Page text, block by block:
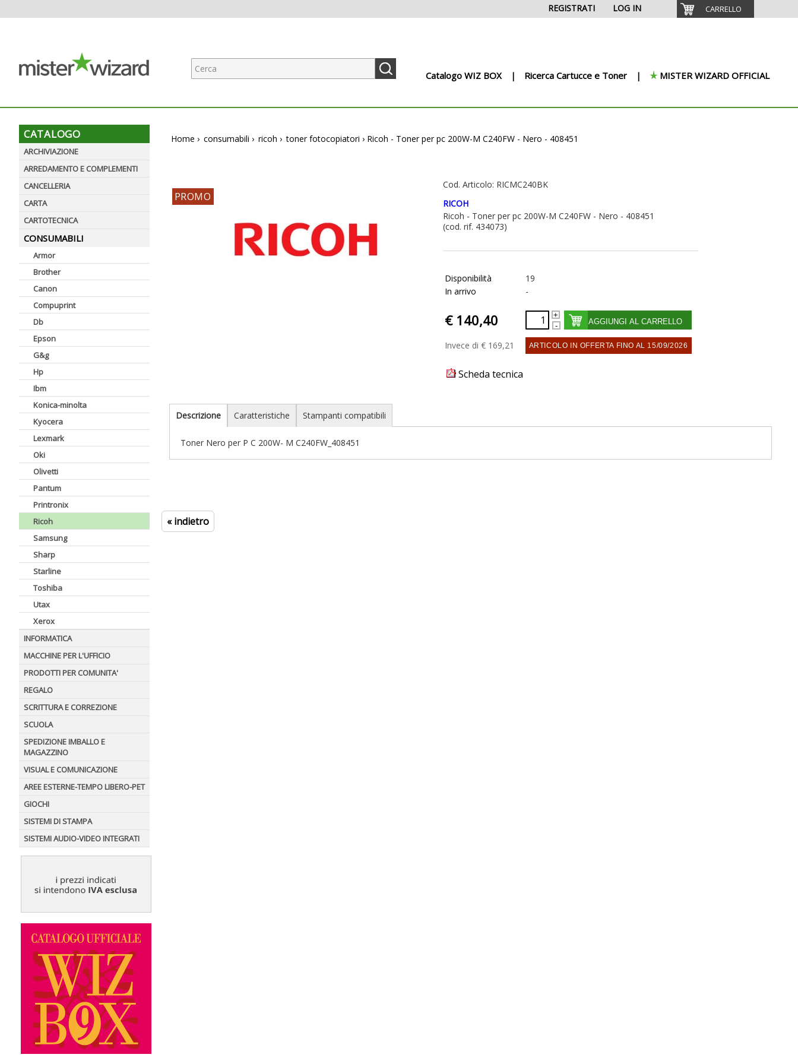
CARRELLO
LOG IN
REGISTRATI
Catalogo WIZ BOX Ricerca Cartucce e Toner MISTER WIZARD OFFICIAL
CATALOGO
ARCHIVIAZIONE
ARREDAMENTO E COMPLEMENTI
CANCELLERIA
CARTA
CARTOTECNICA
CONSUMABILI
Armor
Brother
Canon
Compuprint
Db
Epson
G&g
Hp
Ibm
Konica-minolta
Kyocera
Lexmark
Oki
Olivetti
Pantum
Printronix
Ricoh
Samsung
Sharp
Starline
Toshiba
Utax
Xerox
INFORMATICA
MACCHINE PER L'UFFICIO
PRODOTTI PER COMUNITA'
REGALO
SCRITTURA E CORREZIONE
SCUOLA
SPEDIZIONE IMBALLO E
MAGAZZINO
VISUAL E COMUNICAZIONE
AREE ESTERNE-TEMPO LIBERO-PET
GIOCHI
SISTEMI DI STAMPA
SISTEMI AUDIO-VIDEO INTEGRATI
Home › consumabili › ricoh › toner fotocopiatori › Ricoh - Toner per pc 200W-M C240FW - Nero - 408451
PROMO
Cod. Articolo: RICMC240BK
RICOH
Ricoh - Toner per pc 200W-M C240FW - Nero - 408451
(cod. rif. 434073)
Disponibilità
19
In arrivo
-
€ 140,40 AGGIUNGI AL CARRELLO
Invece di € 169,21 ARTICOLO IN OFFERTA FINO AL 15/09/2026
Scheda tecnica
Descrizione Caratteristiche Stampanti compatibili
Toner Nero per P C 200W- M C240FW_408451
« indietro